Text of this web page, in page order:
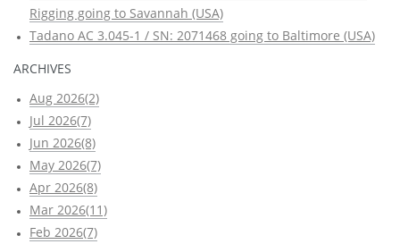
Rigging going to Savannah (USA)
Tadano AC 3.045-1 / SN: 2071468 going to Baltimore (USA)
ARCHIVES
Aug 2026(2)
Jul 2026(7)
Jun 2026(8)
May 2026(7)
Apr 2026(8)
Mar 2026(11)
Feb 2026(7)